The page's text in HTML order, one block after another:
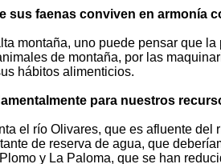
sus faenas conviven en armonía
montaña, uno puede pensar que
de montaña, por las
hábitos alimenticios.
para nuestros
el río Olivares, que es afluente del
de reserva de agua, que
y La Paloma, que se han